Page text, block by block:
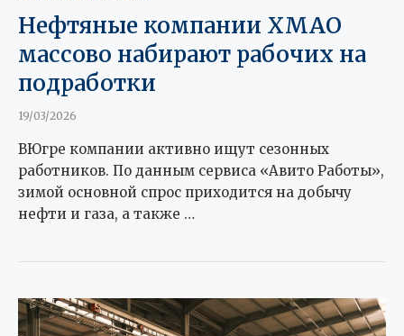
Нефтяные компании ХМАО
массово набирают рабочих на
подработки
19/03/2026
ВЮгре компании активно ищут сезонных
работников. По данным сервиса «Авито Работы»,
зимой основной спрос приходится на добычу
нефти и газа, а также …